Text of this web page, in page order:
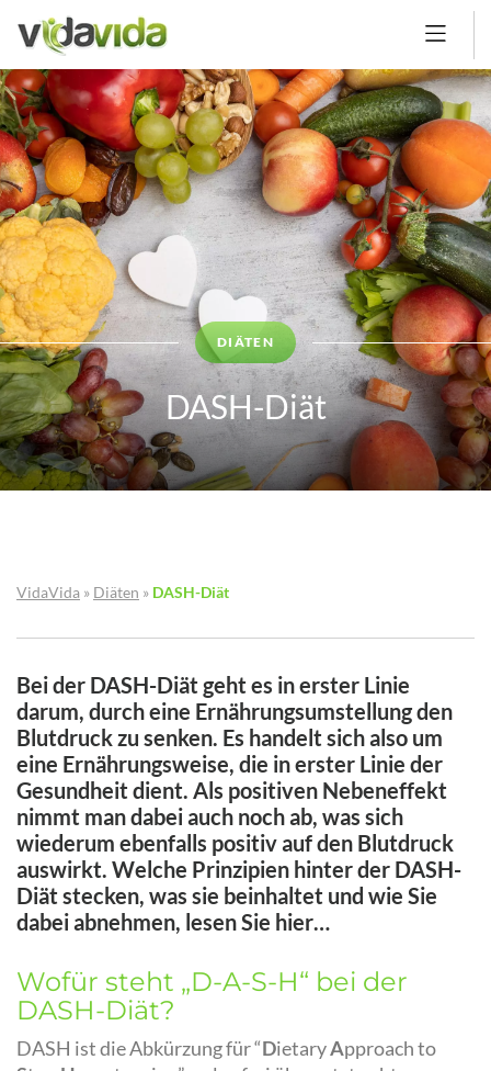
DIÄTEN
DASH-Diät
VidaVida » Diäten » DASH-Diät
Bei der DASH-Diät geht es in erster Linie
darum, durch eine Ernährungsumstellung den
Blutdruck zu senken. Es handelt sich also um
eine Ernährungsweise, die in erster Linie der
Gesundheit dient. Als positiven Nebeneffekt
nimmt man dabei auch noch ab, was sich
wiederum ebenfalls positiv auf den Blutdruck
auswirkt. Welche Prinzipien hinter der DASH-
Diät stecken, was sie beinhaltet und wie Sie
dabei abnehmen, lesen Sie hier…
Wofür steht „D-A-S-H“ bei der
DASH-Diät?
DASH ist die Abkürzung für “DietaryApproach to